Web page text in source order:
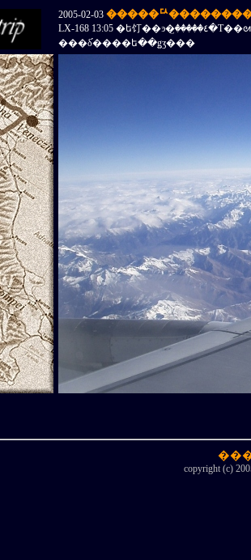
2005-02-03
LX-168 13:05 �ե饤��ͽ�꤬�����٤�Τ��ᣲ�����Ԥ�����롣
���δ֡����ե��ǥӡ���
copyright (c)